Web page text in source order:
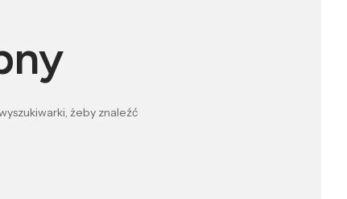
żeby znaleźć